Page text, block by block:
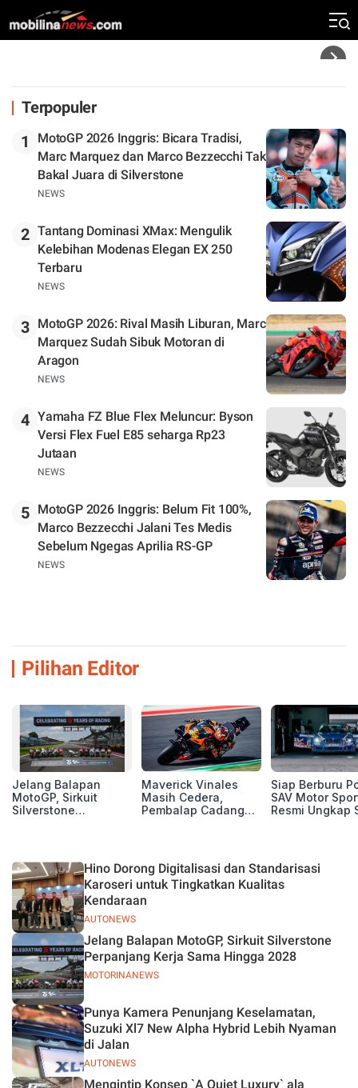
Silverstone. Seri Selanjutnya Belum Jelas
Terpopuler
1
MotoGP 2026 Inggris: Bicara Tradisi,
Marc Marquez dan Marco Bezzecchi Tak
Bakal Juara di Silverstone
NEWS
2 Tantang Dominasi XMax: Mengulik
Kelebihan Modenas Elegan EX 250
Terbaru
NEWS
3
MotoGP 2026: Rival Masih Liburan, Marc
Marquez Sudah Sibuk Motoran di
Aragon
NEWS
4 Yamaha FZ Blue Flex Meluncur: Byson
Versi Flex Fuel E85 seharga Rp23
Jutaan
NEWS
5
MotoGP 2026 Inggris: Belum Fit 100%,
Marco Bezzecchi Jalani Tes Medis
Sebelum Ngegas Aprilia RS-GP
NEWS
Pilihan Editor
Jelang Balapan
MotoGP, Sirkuit
Silverstone
Maverick Vinales
Masih Cedera,
Pembalap Cadangan
Siap Berburu
SAV Motor
Resmi Ungkap
AUTONEWS
Hino Dorong Digitalisasi dan Standarisasi
Karoseri untuk Tingkatkan Kualitas
Kendaraan
MOTORINANEWS
Jelang Balapan MotoGP, Sirkuit Silverstone
Perpanjang Kerja Sama Hingga 2028
AUTONEWS
Punya Kamera Penunjang Keselamatan,
Suzuki Xl7 New Alpha Hybrid Lebih Nyaman
di Jalan
Mengintip Konsep `A Quiet Luxury` ala